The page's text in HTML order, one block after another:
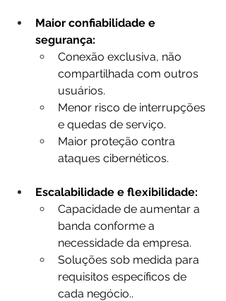
Maior confiabilidade e
segurança:
Conexão exclusiva, não
compartilhada com outros
usuários.
Menor risco de interrupções
e quedas de serviço.
Maior proteção contra
ataques cibernéticos.
Escalabilidade e flexibilidade:
Capacidade de aumentar a
banda conforme a
necessidade da empresa.
Soluções sob medida para
requisitos específicos de
cada negócio..